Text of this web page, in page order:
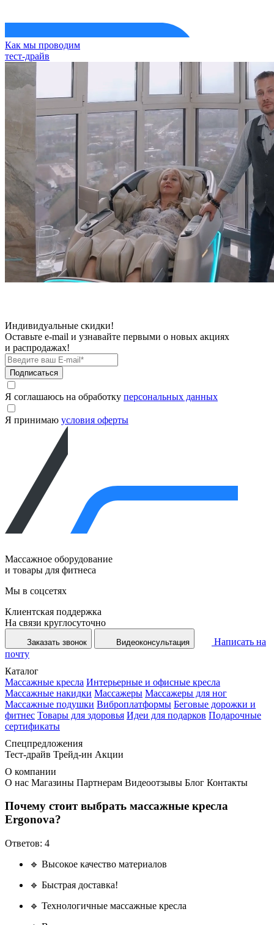
Как мы проводим
тест-драйв
Индивидуальные скидки!
Оставьте e-mail и узнавайте первыми о новых акциях
и распродажах!
Подписаться
Я соглашаюсь на обработку персональных данных
Я принимаю условия оферты
Массажное оборудование
и товары для фитнеса
Мы в соцсетях
Клиентская поддержка
На связи круглосуточно
Заказать звонок Видеоконсультация
Написать на
почту
Каталог
Массажные кресла Интерьерные и офисные кресла
Массажные накидки Массажеры Массажеры для ног
Массажные подушки Виброплатформы Беговые дорожки и
фитнес Товары для здоровья Идеи для подарков Подарочные
сертификаты
Спецпредложения
Тест-драйв Трейд-ин Акции
О компании
О нас Магазины Партнерам Видеоотзывы Блог Контакты
Почему стоит выбрать массажные кресла
Ergonova?
Ответов: 4
🔹 Высокое качество материалов
🔹 Быстрая доставка!
🔹 Технологичные массажные кресла